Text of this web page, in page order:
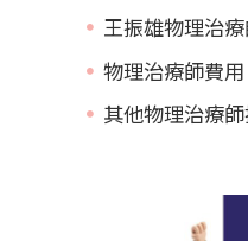
王振雄物理治
物理治療師費用
其他物理治療